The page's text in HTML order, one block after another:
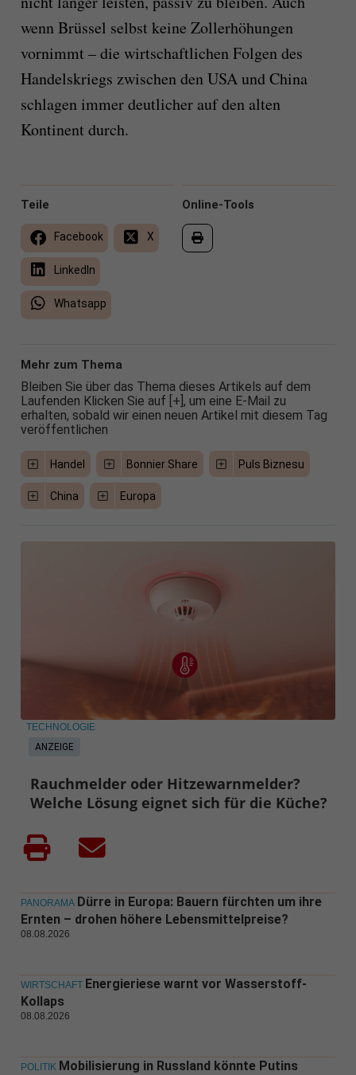
wenn Brüssel selbst keine Zollerhöhungen
vornimmt – die wirtschaftlichen Folgen des
Handelskriegs zwischen den USA und China
schlagen immer deutlicher auf den alten
Kontinent durch.
Online-Tools
Teile
Facebook X
LinkedIn
Whatsapp
Mehr zum Thema
Bleiben Sie über das Thema dieses Artikels auf dem
Laufenden Klicken Sie auf [+], um eine E-Mail zu
erhalten, sobald wir einen neuen Artikel mit diesem Tag
veröffentlichen
Handel Bonnier Share Puls Biznesu
China Europa
ANZEIGE
TECHNOLOGIE
Rauchmelder oder Hitzewarnmelder?
Welche Lösung eignet sich für die Küche?
PANORAMA Dürre in Europa: Bauern fürchten um ihre
Ernten – drohen höhere Lebensmittelpreise?
08.08.2026
WIRTSCHAFT Energieriese warnt vor Wasserstoff-
Kollaps
08.08.2026
POLITIK Mobilisierung in Russland könnte Putins